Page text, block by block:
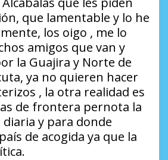
que lamentable y lo he
los oigo , me lo
amigos que van y
la Guajira y Norte de
ya no quieren hacer
, la otra realidad es
de frontera pernota la
y para donde
de acogida ya que la